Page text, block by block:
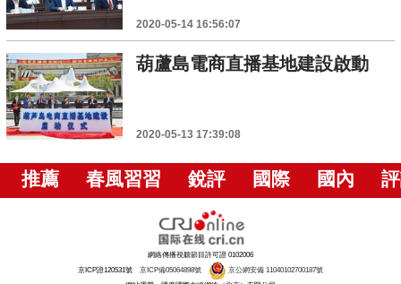
2020-05-14 16:56:07
葫蘆島電商直播基地建設啟動
2020-05-13 17:39:08
推薦 春風習習 銳評 國際 國內
網絡傳播視聽節目許可證 0102006
京ICP證120531號 京ICP備05064898號
京公網安備 11040102700187號